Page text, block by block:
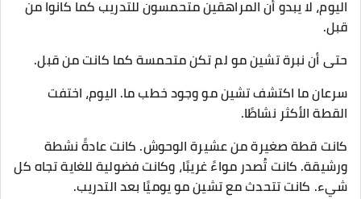
اليوم، لا يبدو أن المراهقين متحمسون للتدريب كما كانوا من
قبل.
حتى أن نبرة تشين مو لم تكن متحمسة كما كانت من قبل.
سرعان ما اكتشف تشين مو وجود خطب ما. اليوم، اختفت
القطة الأكثر نشاطًا.
كانت قطة صغيرة من عشيرة الوحوش. كانت عادةً نشطة
ورشيقة. كانت تُصدر مواءً غريبًا، وكانت فضولية للغاية تجاه كل
شيء. كانت تتحدث مع تشين مو يوميًا بعد التدريب.